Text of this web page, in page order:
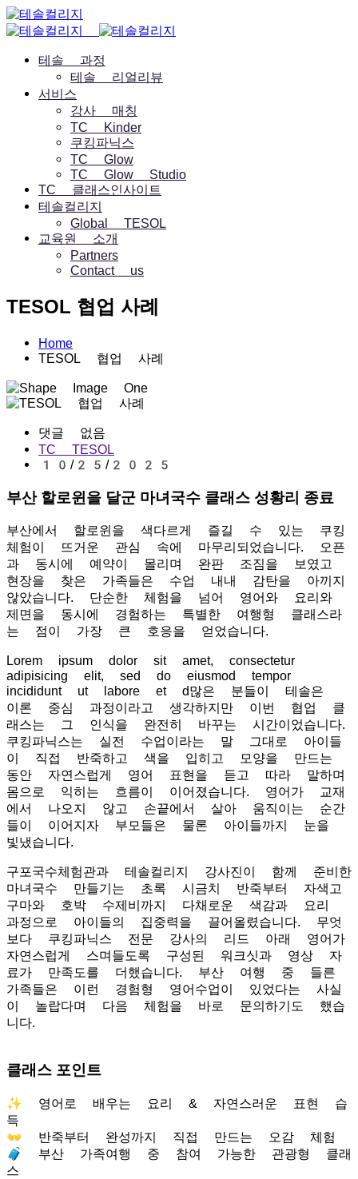
테솔 과정
테솔 리얼리뷰
서비스
강사 매칭
TC Kinder
쿠킹파닉스
TC Glow
TC Glow Studio
TC 클래스인사이트
테솔컬리지
Global TESOL
교육원 소개
Partners
Contact us
TESOL 협업 사례
Home
TESOL 협업 사례
댓글 없음
TC TESOL
10/25/2025
부산 할로윈을 달군 마녀국수 클래스 성황리 종료
부산에서 할로윈을 색다르게 즐길 수 있는 쿠킹
체험이 뜨거운 관심 속에 마무리되었습니다. 오픈
과 동시에 예약이 몰리며 완판 조짐을 보였고
현장을 찾은 가족들은 수업 내내 감탄을 아끼지
않았습니다. 단순한 체험을 넘어 영어와 요리와
제면을 동시에 경험하는 특별한 여행형 클래스라
는 점이 가장 큰 호응을 얻었습니다.
Lorem ipsum dolor sit amet, consectetur
adipisicing elit, sed do eiusmod tempor
incididunt ut labore et d많은 분들이 테솔은
이론 중심 과정이라고 생각하지만 이번 협업 클
래스는 그 인식을 완전히 바꾸는 시간이었습니다.
쿠킹파닉스는 실전 수업이라는 말 그대로 아이들
이 직접 반죽하고 색을 입히고 모양을 만드는
동안 자연스럽게 영어 표현을 듣고 따라 말하며
몸으로 익히는 흐름이 이어졌습니다. 영어가 교재
에서 나오지 않고 손끝에서 살아 움직이는 순간
들이 이어지자 부모들은 물론 아이들까지 눈을
빛냈습니다.
구포국수체험관과 테솔컬리지 강사진이 함께 준비한
마녀국수 만들기는 초록 시금치 반죽부터 자색고
구마와 호박 수제비까지 다채로운 색감과 요리
과정으로 아이들의 집중력을 끌어올렸습니다. 무엇
보다 쿠킹파닉스 전문 강사의 리드 아래 영어가
자연스럽게 스며들도록 구성된 워크싯과 영상 자
료가 만족도를 더했습니다. 부산 여행 중 들른
가족들은 이런 경험형 영어수업이 있었다는 사실
이 놀랍다며 다음 체험을 바로 문의하기도 했습
니다.
클래스 포인트
✨ 영어로 배우는 요리 & 자연스러운 표현 습
득
👐 반죽부터 완성까지 직접 만드는 오감 체험
🧳 부산 가족여행 중 참여 가능한 관광형 클래
스